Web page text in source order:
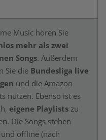
Music hören Sie
mehr als zwei
Songs. Außerdem
Sie die Bundesliga live
und die Amazon
nutzen. Ebenso ist es
eigene Playlists zu
Die Songs stehen
offline (nach